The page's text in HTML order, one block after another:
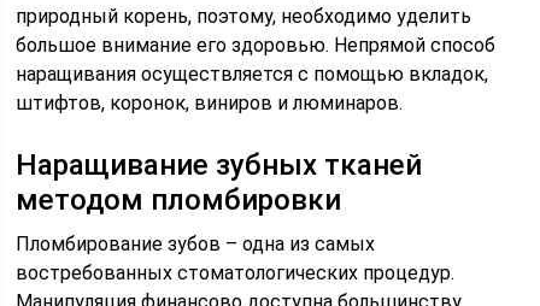
природный корень, поэтому, необходимо уделить
большое внимание его здоровью. Непрямой способ
наращивания осуществляется с помощью вкладок,
штифтов, коронок, виниров и люминаров.
Наращивание зубных тканей
методом пломбировки
Пломбирование зубов – одна из самых
востребованных стоматологических процедур.